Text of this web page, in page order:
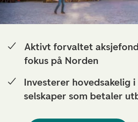
Aktivt forvaltet
fokus på Norden
Investerer hovedsakelig i
selskaper som betaler